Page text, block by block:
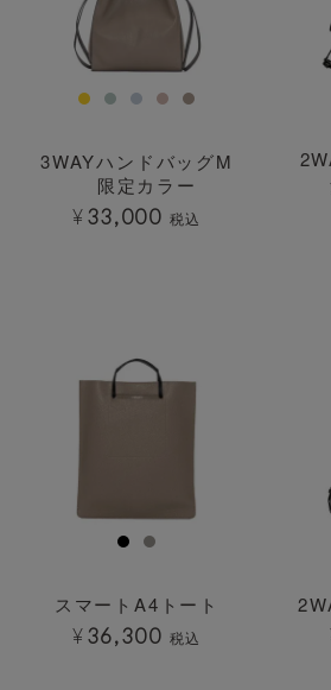
3WAYハンドバッグM
限定カラー
¥33,000 税込
スマートA4トート
¥36,300 税込